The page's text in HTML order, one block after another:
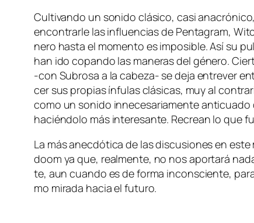
Cultivando un so­ni­do clá­si­co, ca­si
en­con­trar­le las in­fluen­cias de Pentagram,
ne­ro has­ta el mo­men­to es im­po­si­ble. Así su
han ido co­pan­do las ma­ne­ras del gé­ne­ro.
‑con Subrosa a la cabeza- se de­ja en­tre­ver
cer sus pro­pias ín­fu­las clá­si­cas, muy al
co­mo un so­ni­do in­ne­ce­sa­ria­men­te
ha­cién­do­lo más in­tere­san­te. Recrean lo que
La más anec­dó­ti­ca de las dis­cu­sio­nes en
doom ya que, real­men­te, no nos apor­ta­rá
te, aun cuan­do es de for­ma in­cons­cien­te,
mo mi­ra­da ha­cia el futuro.